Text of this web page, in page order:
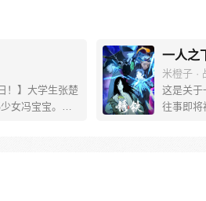
！】大学生张楚
女冯宝宝。素
楚岚的生活被
踏上“异人”之
一人之
米橙子 ·
这是关于
往事即将